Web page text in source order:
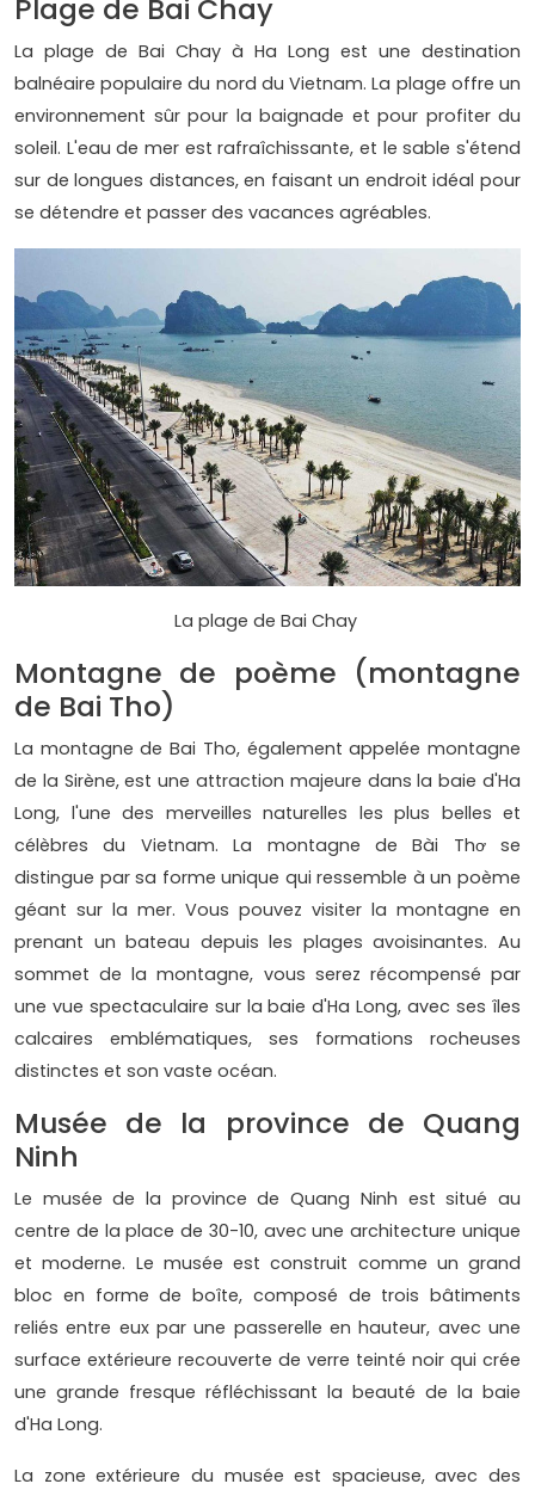
Plage de Bai Chay
La plage de Bai Chay à Ha Long est une destination
balnéaire populaire du nord du Vietnam. La plage offre un
environnement sûr pour la baignade et pour profiter du
soleil. L'eau de mer est rafraîchissante, et le sable s'étend
sur de longues distances, en faisant un endroit idéal pour
se détendre et passer des vacances agréables.
La plage de Bai Chay
Montagne de poème (montagne
de Bai Tho)
La montagne de Bai Tho, également appelée montagne
de la Sirène, est une attraction majeure dans la baie d'Ha
Long, l'une des merveilles naturelles les plus belles et
célèbres du Vietnam. La montagne de Bài Thơ se
distingue par sa forme unique qui ressemble à un poème
géant sur la mer. Vous pouvez visiter la montagne en
prenant un bateau depuis les plages avoisinantes. Au
sommet de la montagne, vous serez récompensé par
une vue spectaculaire sur la baie d'Ha Long, avec ses îles
calcaires emblématiques, ses formations rocheuses
distinctes et son vaste océan.
Musée de la province de Quang
Ninh
Le musée de la province de Quang Ninh est situé au
centre de la place de 30-10, avec une architecture unique
et moderne. Le musée est construit comme un grand
bloc en forme de boîte, composé de trois bâtiments
reliés entre eux par une passerelle en hauteur, avec une
surface extérieure recouverte de verre teinté noir qui crée
une grande fresque réfléchissant la beauté de la baie
d'Ha Long.
La zone extérieure du musée est spacieuse, avec des